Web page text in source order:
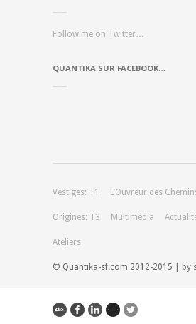
Follow me on Twitter…
QUANTIKA SUR FACEBOOK…
Vestiges: T1 L’Ouvreur des
Origines: T3 Multimédia
Ateliers
© Quantika-sf.com 2012-2015 | by